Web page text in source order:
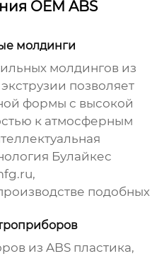
OEM ABS
молдинги
молдингов из
позволяет
формы с высокой
к атмосферным
Булайкес
,
подобных
из ABS пластика,